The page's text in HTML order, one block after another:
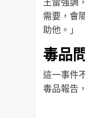
需要，會
助他。」
毒品
這一事件
毒品報告